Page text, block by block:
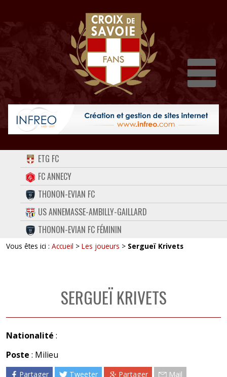
ACCUEIL
FORUM
CONTACT
FACEBOOK
TWITTER
ETG FC
FC ANNECY
THONON-EVIAN FC
US ANNEMASSE-AMBILLY-GAILLARD
THONON-EVIAN FC FÉMININ
Vous êtes ici : Accueil > Les joueurs > Sergueï Krivets
SERGUEÏ KRIVETS
Nationalité :
Poste : Milieu
Partager Tweeter Partager Mail